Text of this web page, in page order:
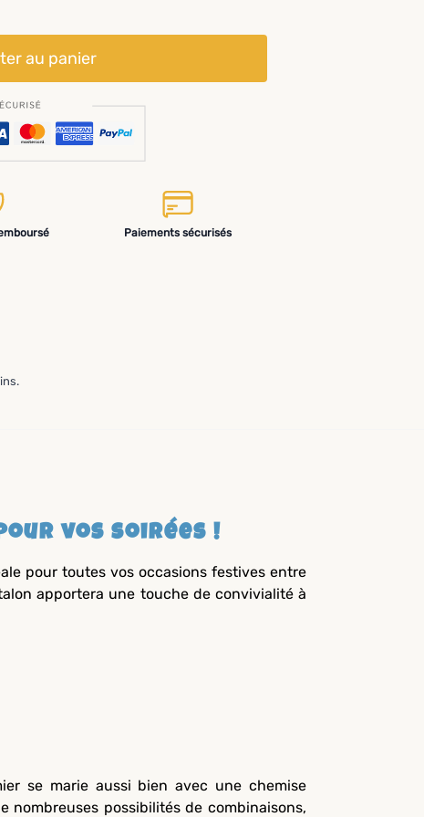
au panier
Paiements sécurisés
vos soirées !
pour toutes vos occasions festives entre
apportera une touche de convivialité à
se marie aussi bien avec une chemise
nombreuses possibilités de combinaisons,